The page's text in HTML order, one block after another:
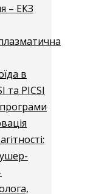
– ЕКЗ
в
та PICSI